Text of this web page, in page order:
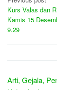
Kurs Valas dan
Kamis 15
9.29
Arti, Gejala,